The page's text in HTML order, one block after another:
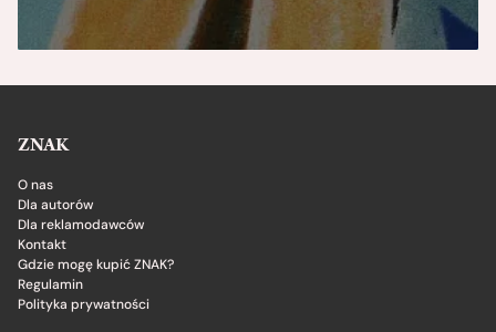
ZNAK
O nas
Dla autorów
Dla reklamodawców
Kontakt
Gdzie mogę kupić ZNAK?
Regulamin
Polityka prywatności